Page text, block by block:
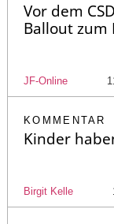
Vor dem
Ballout zum
JF-Online
KOMMENTAR
Kinder
Birgit Kelle